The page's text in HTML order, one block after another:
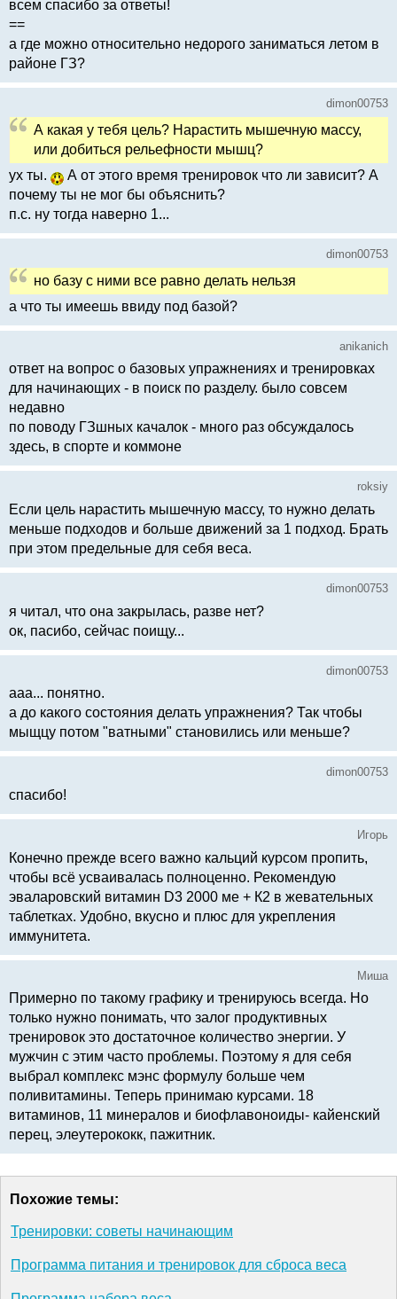
всем спасибо за ответы!
==
а где можно относительно недорого заниматься летом в
районе ГЗ?
dimon00753
А какая у тебя цель? Нарастить мышечную массу,
или добиться рельефности мышц?
ух ты.
А от этого время тренировок что ли зависит? А
почему ты не мог бы объяснить?
п.с. ну тогда наверно 1...
dimon00753
но базу с ними все равно делать нельзя
а что ты имеешь ввиду под базой?
anikanich
ответ на вопрос о базовых упражнениях и тренировках
для начинающих - в поиск по разделу. было совсем
недавно
по поводу ГЗшных качалок - много раз обсуждалось
здесь, в спорте и коммоне
roksiy
Если цель нарастить мышечную массу, то нужно делать
меньше подходов и больше движений за 1 подход. Брать
при этом предельные для себя веса.
dimon00753
я читал, что она закрылась, разве нет?
ок, пасибо, сейчас поищу...
dimon00753
ааа... понятно.
а до какого состояния делать упражнения? Так чтобы
мыщцу потом "ватными" становились или меньше?
dimon00753
спасибо!
Игорь
Конечно прежде всего важно кальций курсом пропить,
чтобы всё усваивалась полноценно. Рекомендую
эваларовский витамин D3 2000 ме + К2 в жевательных
таблетках. Удобно, вкусно и плюс для укрепления
иммунитета.
Миша
Примерно по такому графику и тренируюсь всегда. Но
только нужно понимать, что залог продуктивных
тренировок это достаточное количество энергии. У
мужчин с этим часто проблемы. Поэтому я для себя
выбрал комплекс мэнс формулу больше чем
поливитамины. Теперь принимаю курсами. 18
витаминов, 11 минералов и биофлавоноиды- кайенский
перец, элеутерококк, пажитник.
Похожие темы:
Тренировки: советы начинающим
Программа питания и тренировок для сброса веса